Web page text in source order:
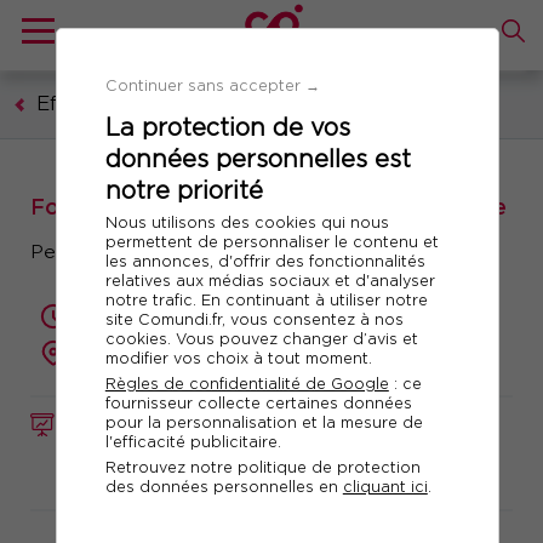
Continuer sans accepter →
La protection de vos
données personnelles est
notre priorité
Nous utilisons des cookies qui nous
permettent de personnaliser le contenu et
les annonces, d'offrir des fonctionnalités
relatives aux médias sociaux et d'analyser
notre trafic. En continuant à utiliser notre
site Comundi.fr, vous consentez à nos
cookies. Vous pouvez changer d’avis et
modifier vos choix à tout moment.
Règles de confidentialité de Google : ce
fournisseur collecte certaines données
pour la personnalisation et la mesure de
l'efficacité publicitaire.
Retrouvez notre politique de protection
des données personnelles en cliquant ici
Efficacité professionnelle
FORMATION Réf. 10479
Télécharger le programme
Formation : Adopter la Networking Attitude
Pensez réseau !
2 jours (14 heures)
présentiel ou à distance